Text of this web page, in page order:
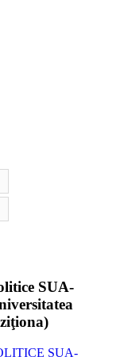
SUA-